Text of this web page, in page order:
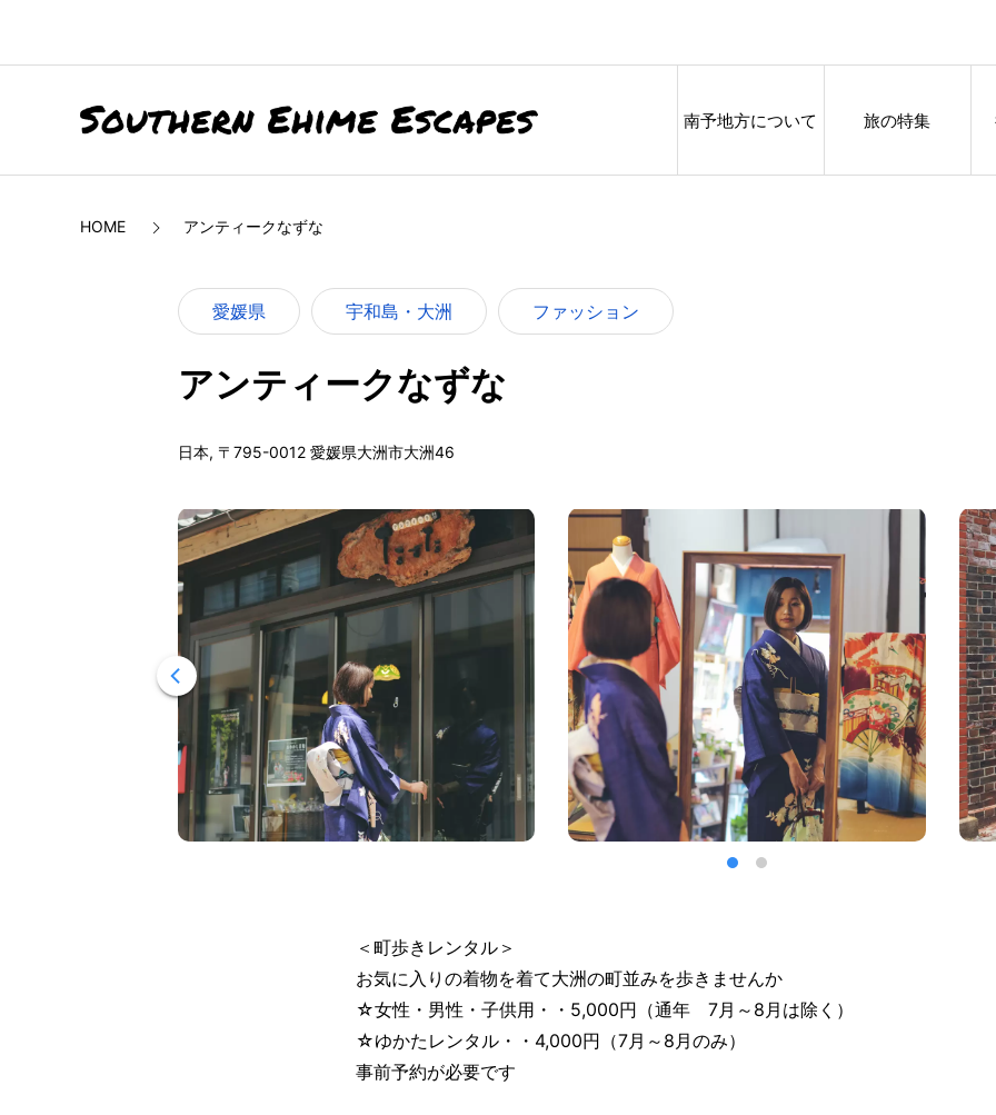
南予地方について 旅の特集
HOME アンティークなずな
愛媛県 宇和島・大洲 ファッション
アンティークなずな
日本, 〒795-0012 愛媛県大洲市大洲46
＜町歩きレンタル＞
お気に入りの着物を着て大洲の町並みを歩きませんか
☆女性・男性・子供用・・5,000円（通年 7月～8月は除く）
☆ゆかたレンタル・・4,000円（7月～8月のみ）
事前予約が必要です